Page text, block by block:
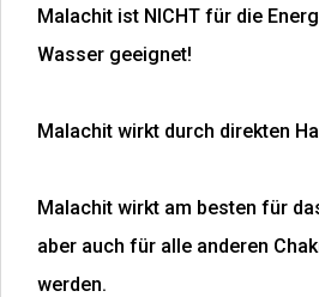
Malachit ist NICHT für die
Wasser geeignet!
Malachit wirkt durch direkten
Malachit wirkt am besten für
aber auch für alle anderen
werden.